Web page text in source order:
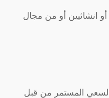
أو انشائيين أو من مجال
السعي المستمر من قبل